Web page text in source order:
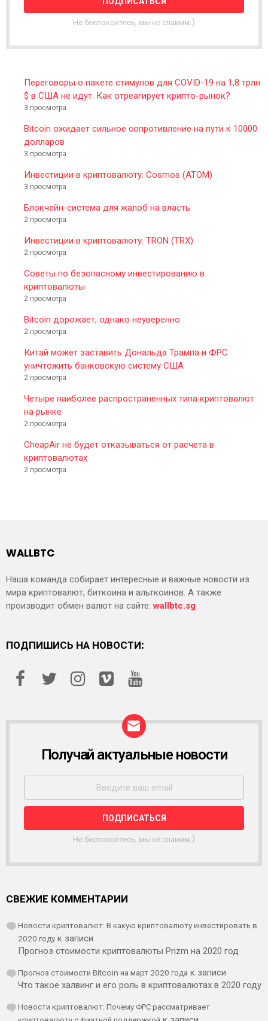
T
R
Не беспокойтесь, мы не спамим;)
Переговоры о пакете стимулов для COVID-19 на 1,8 трлн
$ в США не идут. Как отреагирует крипто-рынок?
3 просмотра
Bitcoin ожидает сильное сопротивление на пути к 10000
долларов
3 просмотра
Инвестиции в криптовалюту: Cosmos (ATOM)
3 просмотра
Блокчейн-система для жалоб на власть
2 просмотра
Инвестиции в криптовалюту: TRON (TRX)
2 просмотра
Советы по безопасному инвестированию в
криптовалюты
2 просмотра
Bitcoin дорожает, однако неуверенно
2 просмотра
Китай может заставить Дональда Трампа и ФРС
уничтожить банковскую систему США
2 просмотра
Четыре наиболее распространенных типа криптовалют
на рынке
2 просмотра
CheapAir не будет отказываться от расчета в
криптовалютах
2 просмотра
WALLBTC
Наша команда собирает интересные и важные новости из
мира криптовалют, биткоина и альткоинов. А также
производит обмен валют на сайте:wallbtc.sg
ПОДПИШИСЬ НА НОВОСТИ:
С
Ы
Л
К
Получай актуальные новости
Не беспокойтесь, мы не спамим;)
СВЕЖИЕ КОММЕНТАРИИ
Новости криптовалют: В какую криптовалюту инвестировать в
2020 году к записи
Прогноз стоимости криптовалюты Prizm на 2020 год
Прогноз стоимости Bitcoin на март 2020 года к записи
Что такое халвинг и его роль в криптовалютах в 2020 году
Новости криптовалют: Почему ФРС рассматривает